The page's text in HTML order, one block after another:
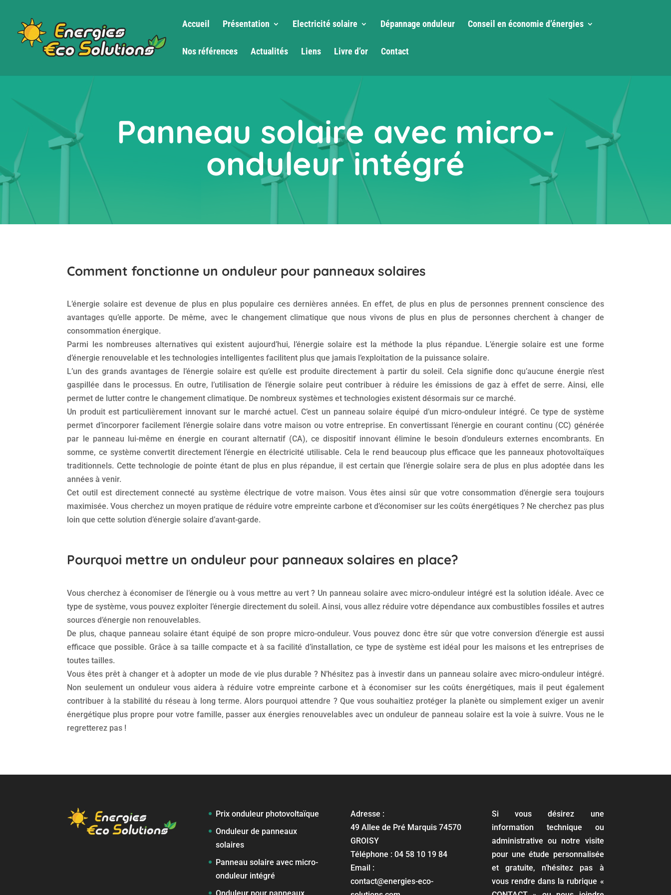
Accueil Présentation Electricité solaire Dépannage onduleur Conseil en économie d’énergies
Nos références Actualités Liens Livre d’or Contact
Panneau solaire avec micro-
onduleur intégré
Comment fonctionne un onduleur pour panneaux solaires
L’énergie solaire est devenue de plus en plus populaire ces dernières années. En effet, de plus en plus de personnes prennent conscience des
avantages qu’elle apporte. De même, avec le changement climatique que nous vivons de plus en plus de personnes cherchent à changer de
consommation énergique.
Parmi les nombreuses alternatives qui existent aujourd’hui, l’énergie solaire est la méthode la plus répandue. L’énergie solaire est une forme
d’énergie renouvelable et les technologies intelligentes facilitent plus que jamais l’exploitation de la puissance solaire.
L’un des grands avantages de l’énergie solaire est qu’elle est produite directement à partir du soleil. Cela signifie donc qu’aucune énergie n’est
gaspillée dans le processus. En outre, l’utilisation de l’énergie solaire peut contribuer à réduire les émissions de gaz à effet de serre. Ainsi, elle
permet de lutter contre le changement climatique. De nombreux systèmes et technologies existent désormais sur ce marché.
Un produit est particulièrement innovant sur le marché actuel. C’est un panneau solaire équipé d’un micro-onduleur intégré. Ce type de système
permet d’incorporer facilement l’énergie solaire dans votre maison ou votre entreprise. En convertissant l’énergie en courant continu (CC) générée
par le panneau lui-même en énergie en courant alternatif (CA), ce dispositif innovant élimine le besoin d’onduleurs externes encombrants. En
somme, ce système convertit directement l’énergie en électricité utilisable. Cela le rend beaucoup plus efficace que les panneaux photovoltaïques
traditionnels. Cette technologie de pointe étant de plus en plus répandue, il est certain que l’énergie solaire sera de plus en plus adoptée dans les
années à venir.
Cet outil est directement connecté au système électrique de votre maison. Vous êtes ainsi sûr que votre consommation d’énergie sera toujours
maximisée. Vous cherchez un moyen pratique de réduire votre empreinte carbone et d’économiser sur les coûts énergétiques ? Ne cherchez pas plus
loin que cette solution d’énergie solaire d’avant-garde.
Pourquoi mettre un onduleur pour panneaux solaires en place?
Vous cherchez à économiser de l’énergie ou à vous mettre au vert ? Un panneau solaire avec micro-onduleur intégré est la solution idéale. Avec ce
type de système, vous pouvez exploiter l’énergie directement du soleil. Ainsi, vous allez réduire votre dépendance aux combustibles fossiles et autres
sources d’énergie non renouvelables.
De plus, chaque panneau solaire étant équipé de son propre micro-onduleur. Vous pouvez donc être sûr que votre conversion d’énergie est aussi
efficace que possible. Grâce à sa taille compacte et à sa facilité d’installation, ce type de système est idéal pour les maisons et les entreprises de
toutes tailles.
Vous êtes prêt à changer et à adopter un mode de vie plus durable ? N’hésitez pas à investir dans un panneau solaire avec micro-onduleur intégré.
Non seulement un onduleur vous aidera à réduire votre empreinte carbone et à économiser sur les coûts énergétiques, mais il peut également
contribuer à la stabilité du réseau à long terme. Alors pourquoi attendre ? Que vous souhaitiez protéger la planète ou simplement exiger un avenir
énergétique plus propre pour votre famille, passer aux énergies renouvelables avec un onduleur de panneau solaire est la voie à suivre. Vous ne le
regretterez pas !
Prix onduleur photovoltaïque
Onduleur de panneaux
solaires
Panneau solaire avec micro-
onduleur intégré
Adresse :
49 Allee de Pré Marquis 74570
GROISY
Téléphone : 04 58 10 19 84
Email :
contact@energies-eco-
Si vous désirez une
information technique ou
administrative ou notre visite
pour une étude personnalisée
et gratuite, n’hésitez pas à
vous rendre dans la rubrique «